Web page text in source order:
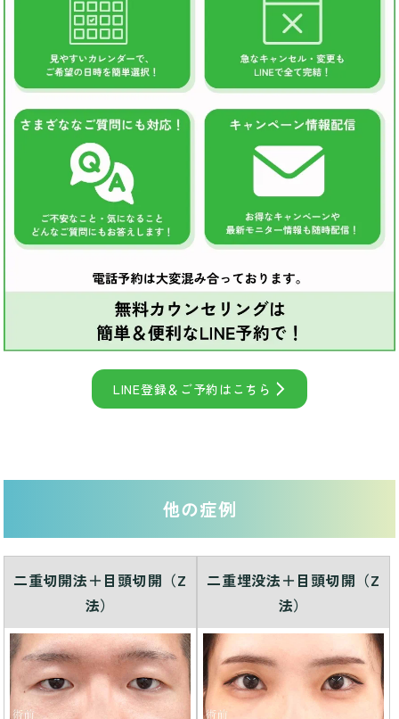
LINE登録＆ご予約はこちら
他の症例
二重切開法＋目頭切開（Z
法）
二重埋没法＋目頭切開（Z
法）